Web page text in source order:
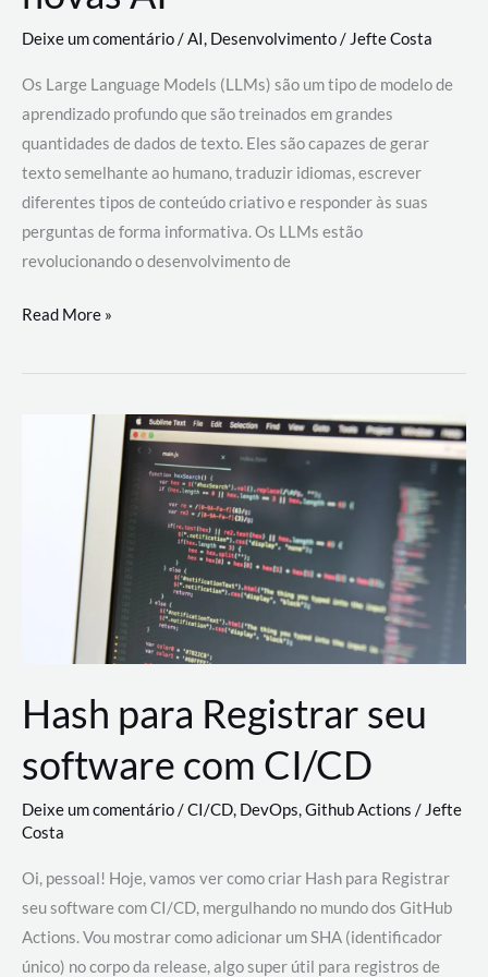
Deixe um comentário/AI, Desenvolvimento/ Jefte Costa
Os Large Language Models (LLMs) são um tipo de modelo de
aprendizado profundo que são treinados em grandes
quantidades de dados de texto. Eles são capazes de gerar
texto semelhante ao humano, traduzir idiomas, escrever
diferentes tipos de conteúdo criativo e responder às suas
perguntas de forma informativa. Os LLMs estão
revolucionando o desenvolvimento de
Large
Models
revolucionando
desenvolvimento
Read More »
Hash para Registrar seu
software com CI/CD
Deixe um comentário/CI/CD, DevOps,Github Actions /Jefte
Costa
Oi, pessoal! Hoje, vamos ver como criar Hash para Registrar
seu software com CI/CD, mergulhando no mundo dos GitHub
Actions. Vou mostrar como adicionar um SHA (identificador
único) no corpo da release, algo super útil para registros de